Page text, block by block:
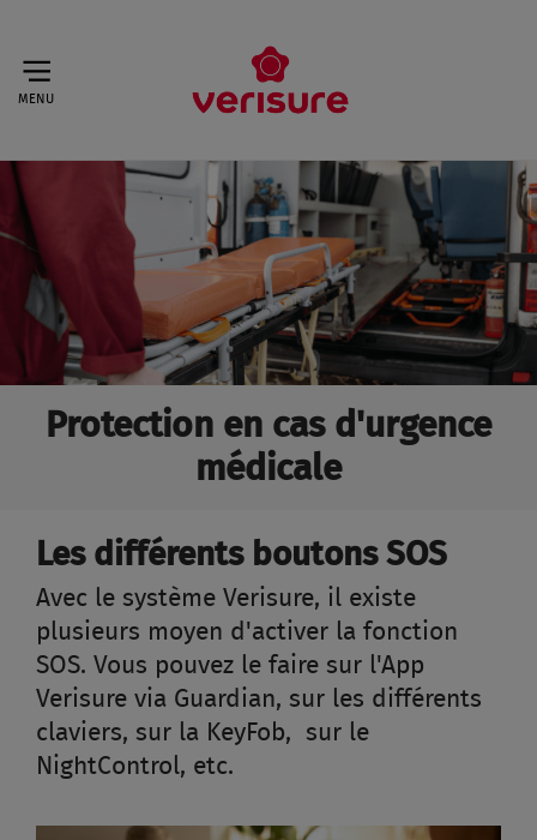
MENU
Protection en cas d'urgence
médicale
Les différents boutons SOS
Avec le système Verisure, il existe
plusieurs moyen d'activer la fonction
SOS. Vous pouvez le faire sur l'App
Verisure via Guardian, sur les différents
claviers, sur la KeyFob, sur le
NightControl, etc.